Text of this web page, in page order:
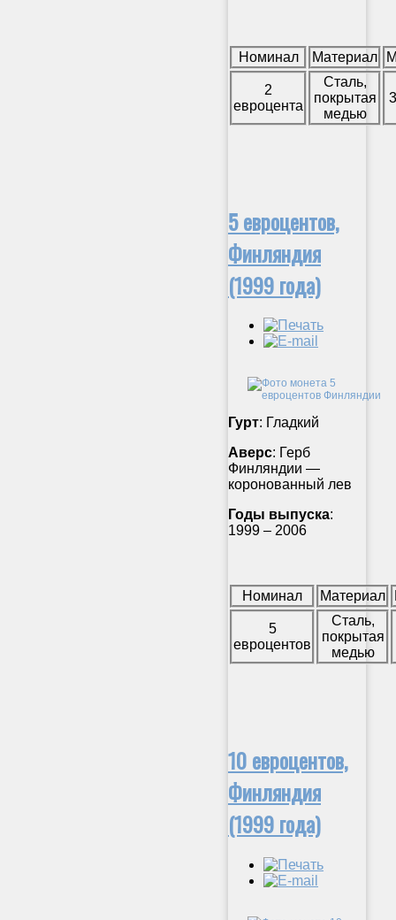
Номинал Материал
2
евроцента
Сталь,
покрытая
медью
5 евроцентов,
Финляндия
(1999 года)
Гурт: Гладкий
Аверс: Герб
Финляндии —
коронованный лев
Годы выпуска:
1999 – 2006
Номинал Материал
5
евроцентов
Сталь,
покрытая
медью
10 евроцентов,
Финляндия
(1999 года)